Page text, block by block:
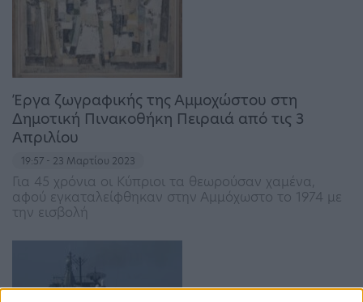
Έργα ζωγραφικής της Αμμοχώστου στη
Δημοτική Πινακοθήκη Πειραιά από τις 3
Απριλίου
19:57 - 23 Μαρτίου 2023
Για 45 χρόνια οι Κύπριοι τα θεωρούσαν χαμένα,
αφού εγκαταλείφθηκαν στην Αμμόχωστο το 1974 με
την εισβολή